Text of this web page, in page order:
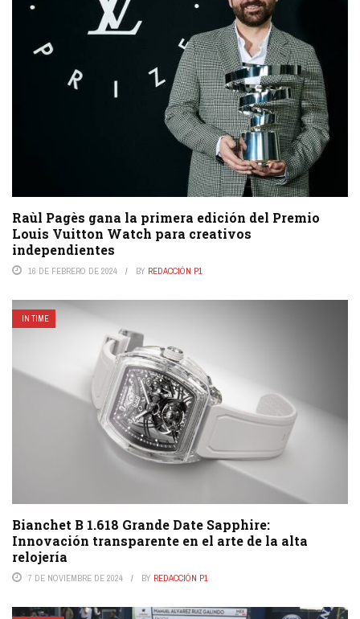
Raùl Pagès gana la primera edición del Premio
Louis Vuitton Watch para creativos
independientes
16 DE FEBRERO DE 2024 BY REDACCIÓN P1
IN TIME
Bianchet B 1.618 Grande Date Sapphire:
Innovación transparente en el arte de la alta
relojería
7 DE NOVIEMBRE DE 2024 BY REDACCIÓN P1